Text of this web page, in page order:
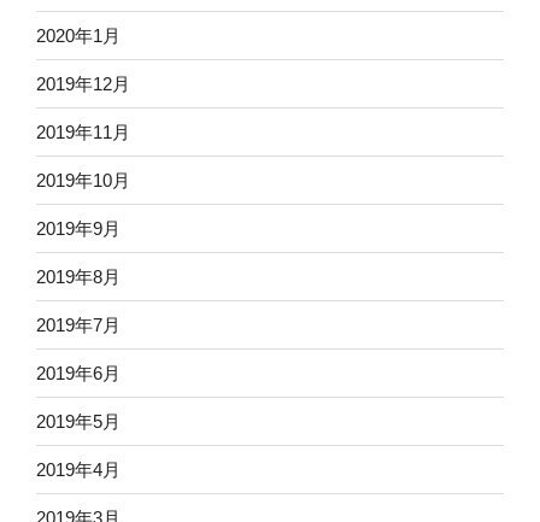
2020年1月
2019年12月
2019年11月
2019年10月
2019年9月
2019年8月
2019年7月
2019年6月
2019年5月
2019年4月
2019年3月